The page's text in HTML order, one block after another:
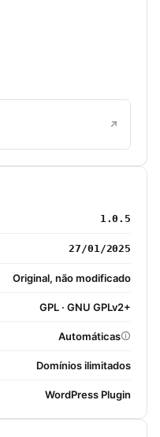
1.0.5
27/01/2025
Original, não modificado
GPL · GNU GPLv2+
Automáticas
Domínios ilimitados
WordPress Plugin